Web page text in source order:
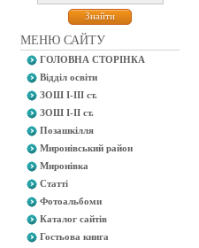
МЕНЮ САЙТУ
ГОЛОВНА СТОРІНКА
Відділ освіти
ЗОШ І-ІІІ ст.
ЗОШ І-ІІ ст.
Позашкілля
Миронівський район
Миронівка
Статті
Фотоальбоми
Каталог сайтів
Гостьова книга